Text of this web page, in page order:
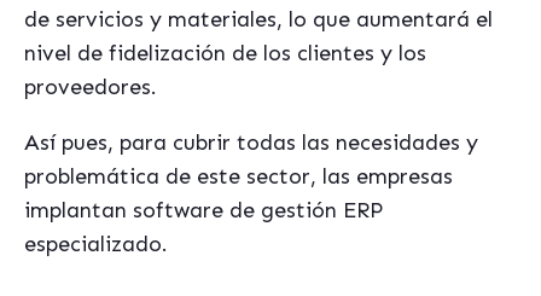
de servicios y materiales, lo que aumentará el
nivel de fidelización de los clientes y los
proveedores.
Así pues, para cubrir todas las necesidades y
problemática de este sector, las empresas
implantan software de gestión ERP
especializado.